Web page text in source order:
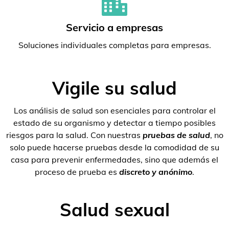
Servicio a empresas
Soluciones individuales completas para empresas.
Vigile su salud
Los análisis de salud son esenciales para controlar el
estado de su organismo y detectar a tiempo posibles
riesgos para la salud. Con nuestras pruebas de salud, no
solo puede hacerse pruebas desde la comodidad de su
casa para prevenir enfermedades, sino que además el
proceso de prueba es discreto y anónimo.
Salud sexual